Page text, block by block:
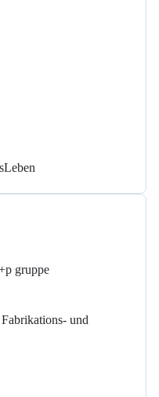
gruppe
und